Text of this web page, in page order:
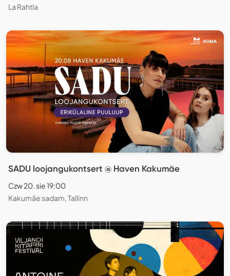
La Rahtla
SADU loojangukontsert @ Haven Kakumäe
Czw 20. sie 19:00
Kakumäe sadam, Tallinn